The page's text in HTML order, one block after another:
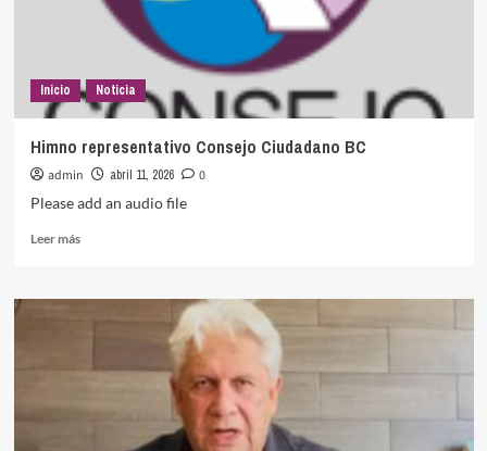
Inicio Noticia
Himno representativo Consejo Ciudadano BC
admin abril 11, 2026
0
Please add an audio file
Leer másLeer
Himno